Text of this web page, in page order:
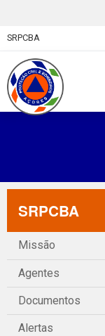
SRPCBA
SRPCBA
Missão
Agentes
Documentos
Alertas